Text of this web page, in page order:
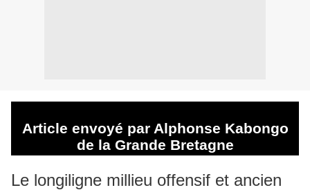
Article envoyé par Alphonse Kabongo
de la Grande Bretagne
Le longiligne millieu offensif et ancien